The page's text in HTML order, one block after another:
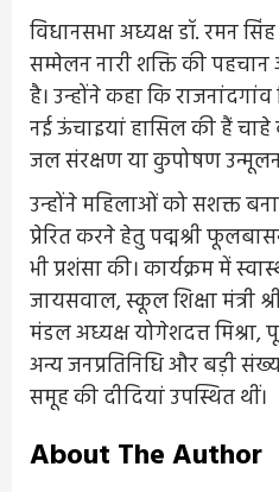
विधानसभा अध्यक्ष डॉ. रमन
सम्मेलन नारी शक्ति की
है। उन्होंने कहा कि
नई ऊंचाइयां हासिल की हैं चाहे
जल संरक्षण या कुपोषण
उन्होंने महिलाओं को सशक्त
प्रेरित करने हेतु पद्मश्री
भी प्रशंसा की। कार्यक्रम में
जायसवाल, स्कूल शिक्षा मंत्री
मंडल अध्यक्ष योगेशदत्त मिश्रा,
अन्य जनप्रतिनिधि और बड़ी
समूह की दीदियां उपस्थित थीं।
About The Author